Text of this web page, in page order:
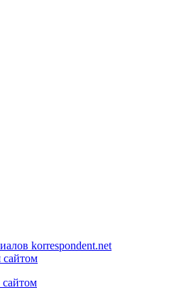
korrespondent.net
сайтом
сайтом